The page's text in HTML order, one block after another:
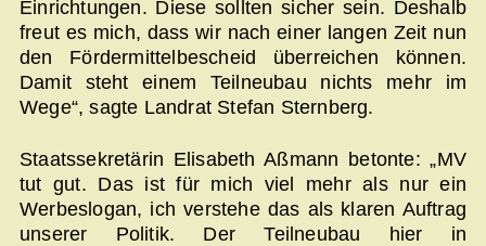
Einrichtungen. Diese sollten sicher sein. Deshalb
freut es mich, dass wir nach einer langen Zeit nun
den Fördermittelbescheid überreichen können.
Damit steht einem Teilneubau nichts mehr im
Wege“, sagte Landrat Stefan Sternberg.
Staatssekretärin Elisabeth Aßmann betonte: „MV
tut gut. Das ist für mich viel mehr als nur ein
Werbeslogan, ich verstehe das als klaren Auftrag
unserer Politik. Der Teilneubau hier in